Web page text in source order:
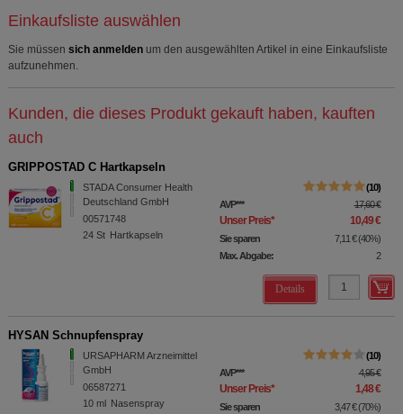
Einkaufsliste auswählen
Sie müssen sich anmelden um den ausgewählten Artikel in eine Einkaufsliste
aufzunehmen.
Kunden, die dieses Produkt gekauft haben, kauften
auch
GRIPPOSTAD C Hartkapseln
STADA Consumer Health
Deutschland GmbH
00571748
24 St Hartkapseln
10
AVP*** 17,60 €
Unser Preis* 10,49 €
Sie sparen 7,11 € (40%)
Max. Abgabe:
2
Details
HYSAN Schnupfenspray
URSAPHARM Arzneimittel
GmbH
06587271
10 ml Nasenspray
10
AVP*** 4,95 €
Unser Preis* 1,48 €
Sie sparen 3,47 € (70%)